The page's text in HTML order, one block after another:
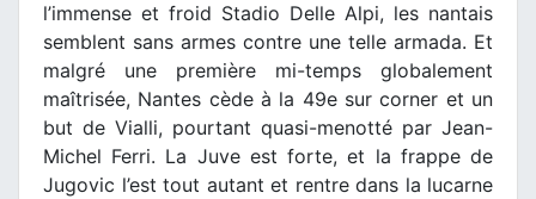
l’immense et froid Stadio Delle Alpi, les nantais
semblent sans armes contre une telle armada. Et
malgré une première mi-temps globalement
maîtrisée, Nantes cède à la 49e sur corner et un
but de Vialli, pourtant quasi-menotté par Jean-
Michel Ferri. La Juve est forte, et la frappe de
Jugovic l’est tout autant et rentre dans la lucarne